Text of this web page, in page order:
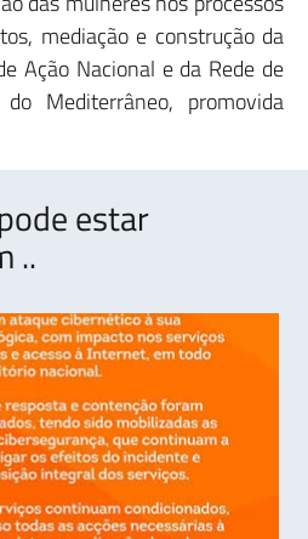
mediação e construção da
Ação Nacional e da Rede de
Mediterrâneo, promovida
estar
..